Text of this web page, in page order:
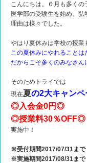
こんにちは。６月も多く
医学部の受験生を始め、
理由は様々でした。
やはり夏休みは学校の授
この夏休みにやれることは
だからこそ多くのみなさん
そのためトライでは
現在夏の2大キャンペ
◎入会金0円◎
◎授業料30％OFF◎
実施中！
※受付期間2017/07/31まで
※実施期間2017/08/31まで